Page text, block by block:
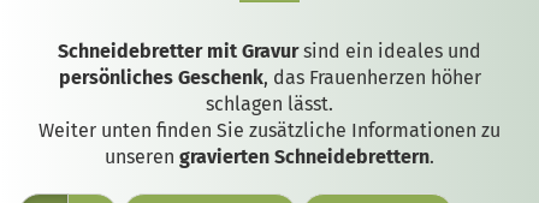
Schneidebretter mit Gravursind ein ideales und
persönliches Geschenk, das Frauenherzen höher
schlagen lässt.
Weiter unten finden Sie zusätzliche Informationen zu
unseren gravierten Schneidebrettern.